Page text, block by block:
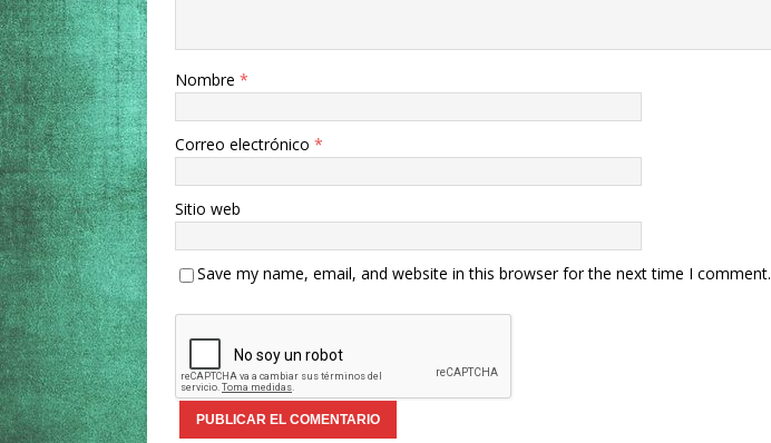
Nombre *
Correo electrónico *
Sitio web
Save my name, email, and website in this browser for the next time I comment.